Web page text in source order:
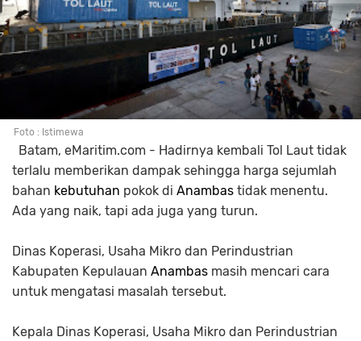
Foto : Istimewa
Batam, eMaritim.com - Hadirnya kembali Tol Laut tidak
terlalu memberikan dampak sehingga harga sejumlah
bahan kebutuhan pokok di Anambas tidak menentu.
Ada yang naik, tapi ada juga yang turun.
Dinas Koperasi, Usaha Mikro dan Perindustrian
Kabupaten Kepulauan Anambas masih mencari cara
untuk mengatasi masalah tersebut.
Kepala Dinas Koperasi, Usaha Mikro dan Perindustrian